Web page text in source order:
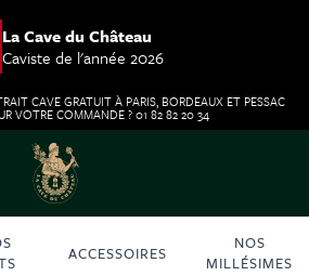
La Cave du Château
Caviste de l'année 2026
CAVE GRATUIT À PARIS, BORDEAUX ET PESSAC
VOTRE COMMANDE ? 01 82 82 20 34
ACCESSOIRES
NOS
MILLÉSIMES